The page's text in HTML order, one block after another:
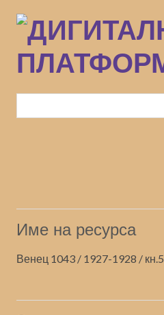
към
основното
съдържание
Име на ресурса
Венец 1043 / 1927-1928 / кн.5